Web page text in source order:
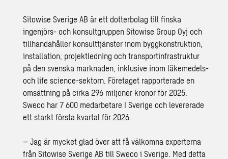
Sitowise Sverige AB är ett dotterbolag till finska
ingenjörs- och konsultgruppen Sitowise Group Oyj och
tillhandahåller konsulttjänster inom byggkonstruktion,
installation, projektledning och transportinfrastruktur
på den svenska marknaden, inklusive inom läkemedels-
och life science-sektorn. Företaget rapporterade en
omsättning på cirka 296 miljoner kronor för 2025.
Sweco har 7 600 medarbetare I Sverige och levererade
ettstarkt första kvartal för 2026.
– Jag är mycket glad över att få välkomna experterna
från Sitowise Sverige AB till Sweco i Sverige. Med detta